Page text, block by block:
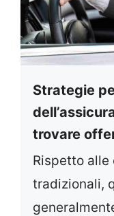
Strategie
trovare
Rispetto
tradizionali,